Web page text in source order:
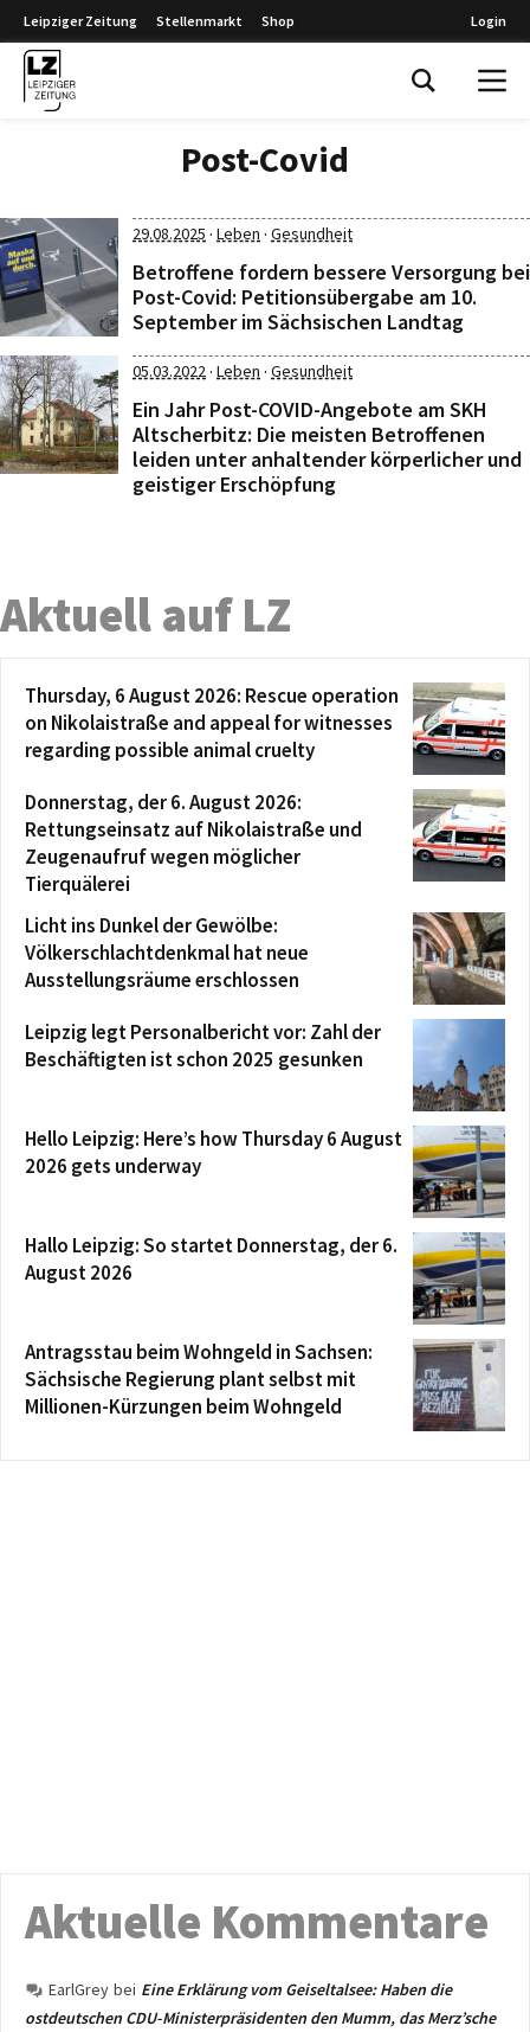
Leipziger Zeitung Stellenmarkt Shop Login
Post-Covid
29.08.2025 · Leben · Gesundheit
Betroffene fordern bessere Versorgung bei
Post-Covid: Petitionsübergabe am 10.
September im Sächsischen Landtag
05.03.2022· Leben · Gesundheit
Ein Jahr Post-COVID-Angebote am SKH
Altscherbitz: Die meisten Betroffenen
leiden unter anhaltender körperlicher und
geistiger Erschöpfung
Aktuell auf LZ
Thursday, 6 August 2026: Rescue operation
on Nikolaistraße and appeal for witnesses
regarding possible animal cruelty
Donnerstag, der 6. August 2026:
Rettungseinsatz auf Nikolaistraße und
Zeugenaufruf wegen möglicher
Tierquälerei
Licht ins Dunkel der Gewölbe:
Völkerschlachtdenkmal hat neue
Ausstellungsräume erschlossen
Leipzig legt Personalbericht vor: Zahl der
Beschäftigten ist schon 2025 gesunken
Hello Leipzig: Here’s how Thursday 6 August
2026 gets underway
Hallo Leipzig: So startet Donnerstag, der 6.
August 2026
Antragsstau beim Wohngeld in Sachsen:
Sächsische Regierung plant selbst mit
Millionen-Kürzungen beim Wohngeld
Aktuelle Kommentare
EarlGrey bei Eine Erklärung vom Geiseltalsee: Haben die
ostdeutschen CDU-Ministerpräsidenten den Mumm, das Merz’sche